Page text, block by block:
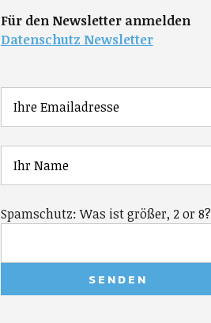
Für den Newsletter anmelden
Datenschutz Newsletter
Spamschutz: Was ist größer, 2 or 8?